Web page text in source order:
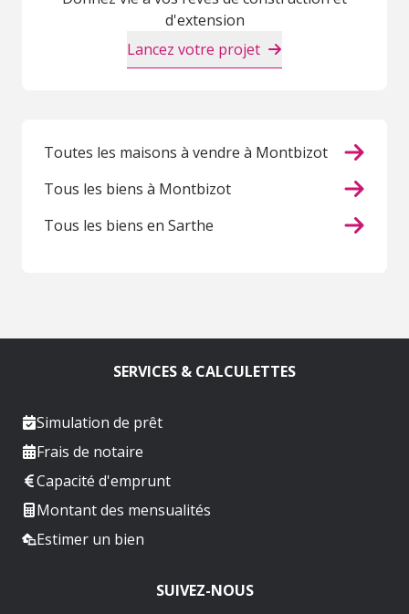
d'extension
Lancez votre projet
Toutes les maisons à vendre à Montbizot
Tous les biens à Montbizot
Tous les biens en Sarthe
SERVICES & CALCULETTES
Simulation de prêt
Frais de notaire
Capacité d'emprunt
Montant des mensualités
Estimer un bien
SUIVEZ-NOUS